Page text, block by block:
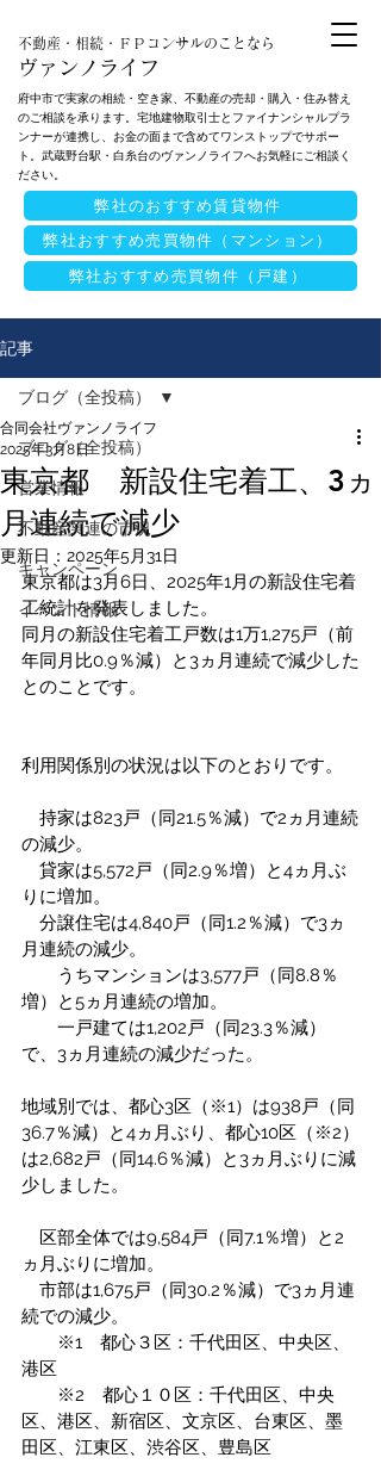
府中市で実家の相続・空き家、不動産の売却・購入・住み替え
のご相談を承ります。宅地建物取引士とファイナンシャルプラ
ンナーが連携し、お金の面まで含めてワンストップでサポー
ト。武蔵野台駅・白糸台のヴァンノライフへお気軽にご相談く
ださい。
ヴァンノライフ
不動産・相続・ＦＰコンサルのことなら
弊社おすすめ売買物件（マンション）
弊社のおすすめ賃貸物件
弊社おすすめ売買物件（戸建）
記事
ブログ（全投稿）
営業情報
不動産関連の市況
キャンペーン
イベント情報
ブログ（全投稿）
東京都 新設住宅着工、3ヵ
月連続で減少
合同会社ヴァンノライフ
2025年3月8日
更新日： 2025年5月31日
東京都は3月6日、2025年1月の新設住宅着
工統計を発表しました。
同月の新設住宅着工戸数は1万1,275戸（前
年同月比0.9％減）と3ヵ月連続で減少した
とのことです。
利用関係別の状況は以下のとおりです。
持家は823戸（同21.5％減）で2ヵ月連続
の減少。
貸家は5,572戸（同2.9％増）と4ヵ月ぶ
りに増加。
分譲住宅は4,840戸（同1.2％減）で3ヵ
月連続の減少。
うちマンションは3,577戸（同8.8％
増）と5ヵ月連続の増加。
一戸建ては1,202戸（同23.3％減）
で、3ヵ月連続の減少だった。
地域別では、都心3区（※1）は938戸（同
36.7％減）と4ヵ月ぶり、都心10区（※2）
は2,682戸（同14.6％減）と3ヵ月ぶりに減
少しました。
区部全体では9,584戸（同7.1％増）と2
ヵ月ぶりに増加。
市部は1,675戸（同30.2％減）で3ヵ月連
続での減少。
※1　都心３区：千代田区、中央区、
港区
※2　都心１０区：千代田区、中央
区、港区、新宿区、文京区、台東区、墨
田区、江東区、渋谷区、豊島区